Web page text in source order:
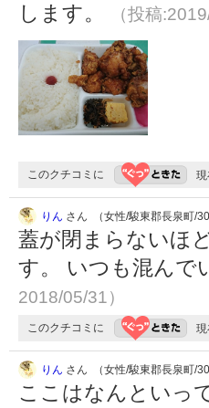
します。
（投稿
このクチコミに 現
りん さん （女性/駿東郡長泉町/30
蓋が閉まらないほ
す。 いつも混んで
2018/05/31）
このクチコミに 現
りん さん （女性/駿東郡長泉町/30
ここはなんといっ